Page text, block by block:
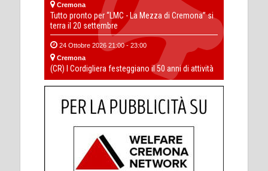
Cremona
Tutto pronto per “LMC - La Mezza di Cremona” si
terra il 20 settembre
24 Ottobre 2026 21:00 - 23:00
Cremona
(CR) I Cordigliera festeggiano il 50 anni di attività